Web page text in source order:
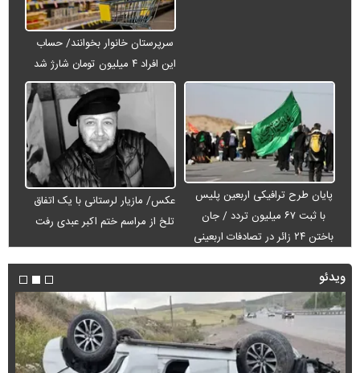
سرپرستان خانوار بخوانند/ حساب
این افراد ۴ میلیون تومان شارژ شد
پایان طرح ترافیکی اربعین پلیس
با ثبت ۶۷ میلیون تردد / جان
باختن ۲۴ زائر در تصادفات اربعینی
عکس/ مازیار لرستانی با یک اتفاق
تلخ از مراسم ختم اکبر عبدی رفت
ویدئو